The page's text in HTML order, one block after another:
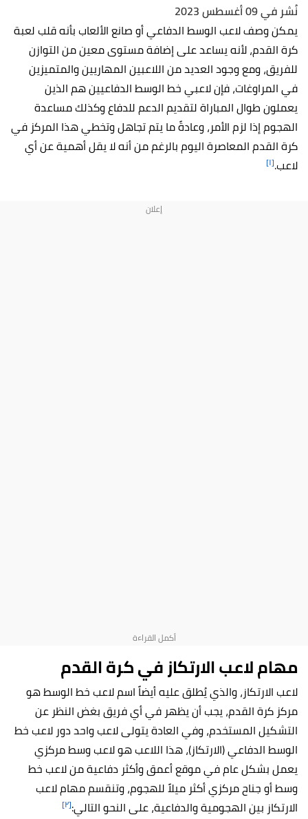
نُشر في 09 أغسطس 2023
يمكن وصف لاعب الوسط الدفاعي أو صانع الألعاب بأنه قلب لعبة
كرة القدم، لأنه يساعد على إضافة مستوى معين من التوازن
للفريق، ومع وجود العديد من اللاعبين المهاريين والمتميزين
في المراوغات، فإن لاعبي خط الوسط الدفاعيين هم الذين
يعملون طوال المباراة لتقديم الدعم للدفاع وكذلك مساعدة
الهجوم إذا لزم الأمر، وعادةً ما يتم تجاهل وتخطي هذا المركز في
كرة القدم المعاصرة اليوم بالرغم من أنه لا يقل أهمية عن أي
لاعب.[١]
مهام لاعب الارتكاز في كرة القدم
لاعب الارتكاز، والذي يُطلق عليه أيضاً اسم لاعب خط الوسط هو
مركز كرة القدم، يجب أن يظهر في أي فريق بغض النظر عن
التشكيل المستخدم، وفي العادة يتولى لاعب واحد دور لاعب خط
الوسط الدفاعي (الارتكاز)، هذا اللاعب هو لاعب وسط مركزي
يعمل بشكل عام في موقع أعمق وأكثر دفاعية من لاعب خط
وسط أو جناح مركزي أكثر ميلاً للهجوم، وتنقسم مهام لاعب
الارتكاز بين الهجومية والدفاعية، على النحو التالي:[٢]